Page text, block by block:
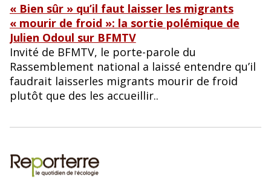
« Bien sûr » qu’il faut laisser les migrants
« mourir de froid »: la sortie polémique de
Julien Odoul sur BFMTV
Invité de BFMTV, le porte-parole du
Rassemblement national a laissé entendre qu’il
faudrait laisserles migrants mourir de froid
plutôt que des les accueillir..